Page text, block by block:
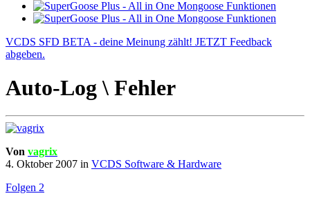
VCDS SFD BETA - deine Meinung zählt! JETZT Feedback
abgeben.
Auto-Log \ Fehler
Von vagrix
4. Oktober 2007 in VCDS Software & Hardware
Folgen 2